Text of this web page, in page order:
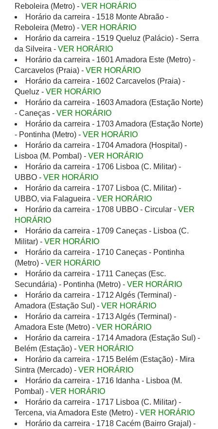
Reboleira (Metro) - VER HORÁRIO
Horário da carreira - 1518 Monte Abraão -
Reboleira (Metro) - VER HORÁRIO
Horário da carreira - 1519 Queluz (Palácio) - Serra
da Silveira - VER HORÁRIO
Horário da carreira - 1601 Amadora Este (Metro) -
Carcavelos (Praia) - VER HORÁRIO
Horário da carreira - 1602 Carcavelos (Praia) -
Queluz - VER HORÁRIO
Horário da carreira - 1603 Amadora (Estação Norte)
- Caneças - VER HORÁRIO
Horário da carreira - 1703 Amadora (Estação Norte)
- Pontinha (Metro) - VER HORÁRIO
Horário da carreira - 1704 Amadora (Hospital) -
Lisboa (M. Pombal) - VER HORÁRIO
Horário da carreira - 1706 Lisboa (C. Militar) -
UBBO - VER HORÁRIO
Horário da carreira - 1707 Lisboa (C. Militar) -
UBBO, via Falagueira - VER HORÁRIO
Horário da carreira - 1708 UBBO - Circular - VER
HORÁRIO
Horário da carreira - 1709 Caneças - Lisboa (C.
Militar) - VER HORÁRIO
Horário da carreira - 1710 Caneças - Pontinha
(Metro) - VER HORÁRIO
Horário da carreira - 1711 Caneças (Esc.
Secundária) - Pontinha (Metro) - VER HORÁRIO
Horário da carreira - 1712 Algés (Terminal) -
Amadora (Estação Sul) - VER HORÁRIO
Horário da carreira - 1713 Algés (Terminal) -
Amadora Este (Metro) - VER HORÁRIO
Horário da carreira - 1714 Amadora (Estação Sul) -
Belém (Estação) - VER HORÁRIO
Horário da carreira - 1715 Belém (Estação) - Mira
Sintra (Mercado) - VER HORÁRIO
Horário da carreira - 1716 Idanha - Lisboa (M.
Pombal) - VER HORÁRIO
Horário da carreira - 1717 Lisboa (C. Militar) -
Tercena, via Amadora Este (Metro) - VER HORÁRIO
Horário da carreira - 1718 Cacém (Bairro Grajal) -